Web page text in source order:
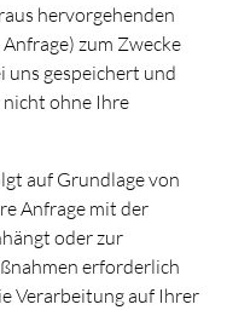
hervorgehenden
zum Zwecke
uns gespeichert und
ohne Ihre
auf Grundlage von
Anfrage mit der
oder zur
erforderlich
Verarbeitung auf Ihrer